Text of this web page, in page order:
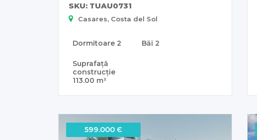
SKU: TUAU0731
Casares, Costa del Sol
Dormitoare 2 Băi 2
Suprafață
construcție
113.00 m²
599.000 Є